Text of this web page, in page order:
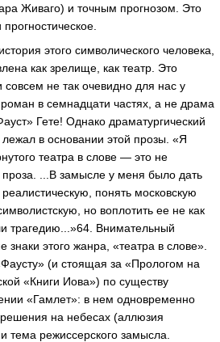
Живаго) и точным прогнозом. Это
этого символического человека,
как зрелище, как театр. Это
совсем не так очевидно для нас у
в семнадцати частях, а не драма
Гете! Однако драматургический
в основании этой прозы. «Я
театра в слове — это не
проза. ...В замысле у меня было дать
понять московскую
но воплотить ее не как
трагедию...»64. Внимательный
знаки этого жанра, «театра в слове».
(и стоящая за «Прологом на
«Книги Иова») по существу
«Гамлет»: в нем одновременно
на небесах (аллюзия
тема режиссерского замысла.